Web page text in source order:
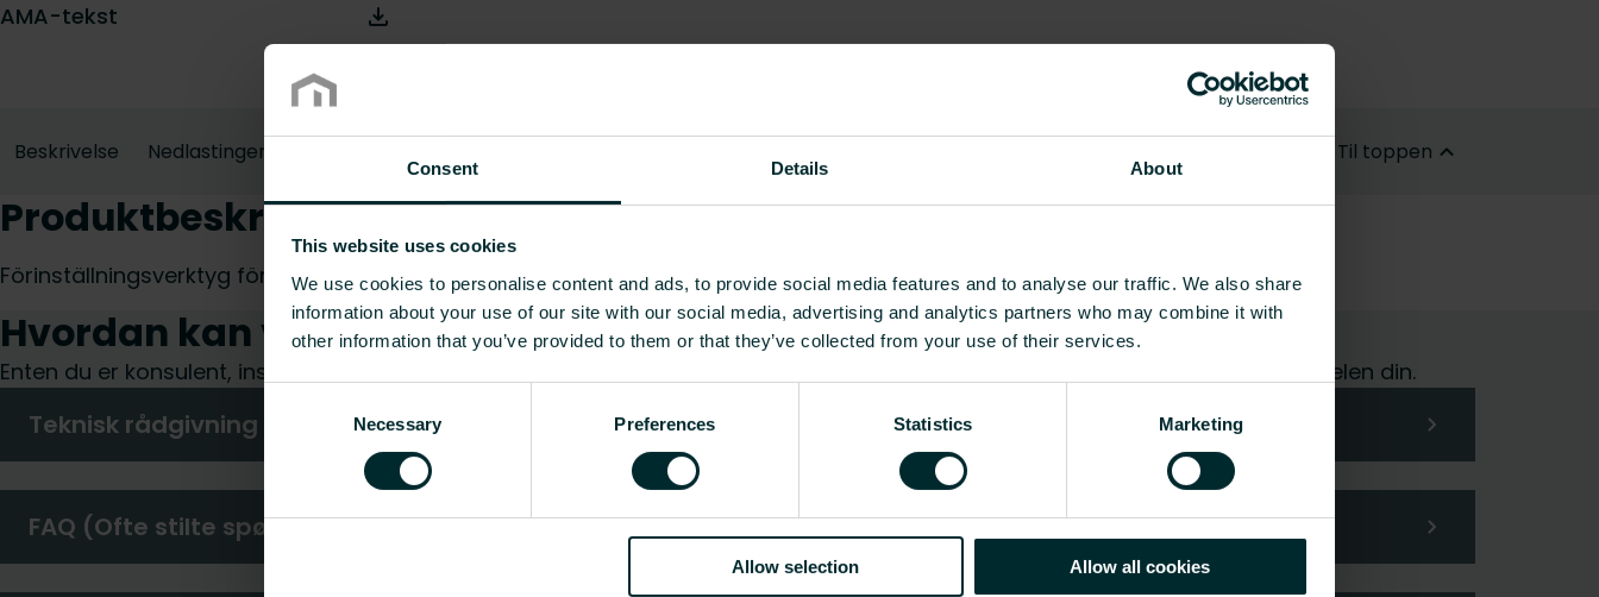
Consent Details About
This website uses cookies
We use cookies to personalise content and ads, to provide social media features and to analyse our traffic. We also share
information about your use of our site with our social media, advertising and analytics partners who may combine it with
other information that you’ve provided to them or that they’ve collected from your use of their services.
Necessary Preferences Statistics Marketing
Allow selection Allow all cookies
AMA-tekst
Beskrivelse Nedlastinger Til toppen
Produktbeskrivelse
Förinställningsverktyg för FVXR.
Hvordan kan vi hjelpe deg?
Enten du er konsulent, installatør, arkitekt, grossist eller sluttbruker, velg en kategori, så vil vi med glede ta hånd om forespørselen din.
Teknisk rådgivning
FAQ (Ofte stilte spørsmål)